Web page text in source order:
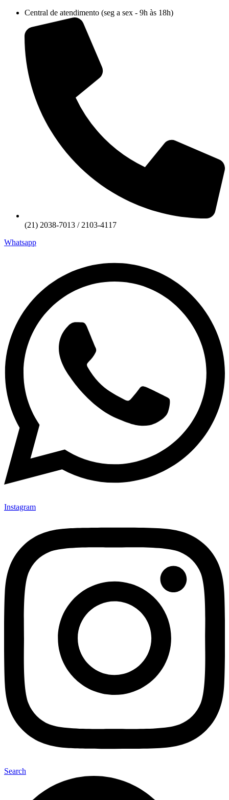
conteúdo
Central de atendimento (seg a sex - 9h às 18h)
(21) 2038-7013 / 2103-4117
Whatsapp
Instagram
Search